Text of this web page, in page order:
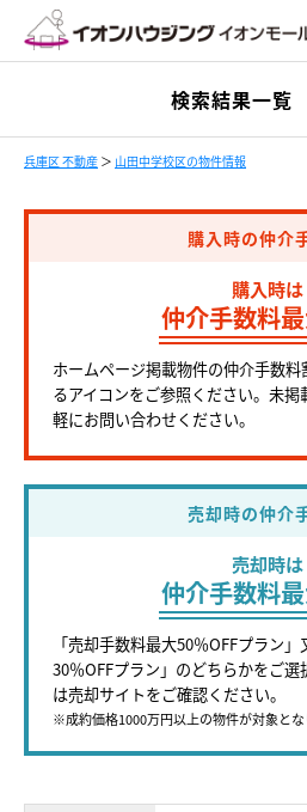
検索結果一覧
兵庫区 不動産 ＞ 山田中学校区の物件情報
購入時の仲介
購入時は
仲介手数料
ホームページ掲載物件の仲介手数
るアイコンをご参照ください。未
軽にお問い合わせください。
売却時の仲介
売却時は
仲介手数料
「売却手数料最大50％OFFプラン
30％OFFプラン」のどちらかをご選
は売却サイトをご確認ください。
※成約価格1000万円以上の物件が対象とな